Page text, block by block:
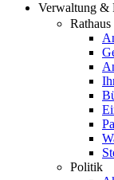
Verwaltung &
Rathaus
Politik